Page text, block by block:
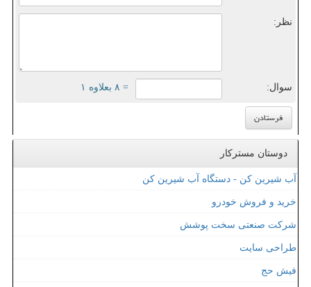
نظر:
سوال: = ۸ بعلاوه ۱
دوستان مسترکار
آب شیرین کن - دستگاه آب شیرین کن
خرید و فروش خودرو
شرکت صنعتی سخت پوشش
طراحی سایت
فیش حج